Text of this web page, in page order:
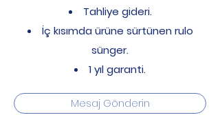
Tahliye gideri.
İç kısımda ürüne sürtünen rulo
sünger.
1 yıl garanti.
Mesaj Gönderin